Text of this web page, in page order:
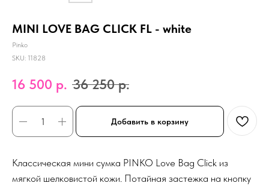
MINI LOVE BAG CLICK FL - white
Pinko
SKU: 11828
16 500 р. 36 250 р.
Добавить в корзину
Классическая мини сумка PINKO Love Bag Click из
мягкой шелковистой кожи. Потайная застежка на кнопку